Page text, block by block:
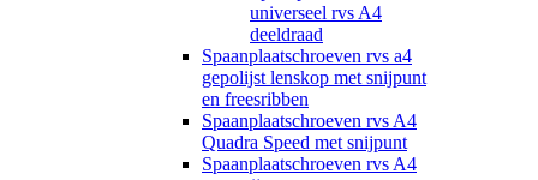
universeel rvs A4
deeldraad
Spaanplaatschroeven rvs a4
gepolijst lenskop met snijpunt
en freesribben
Spaanplaatschroeven rvs A4
Quadra Speed met snijpunt
Spaanplaatschroeven rvs A4